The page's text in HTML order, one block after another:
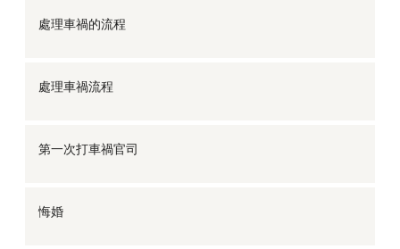
處理車禍的流程
處理車禍流程
第一次打車禍官司
悔婚